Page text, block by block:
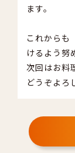
ます。
これからも
けるよう努
次回はお料
どうぞよろ